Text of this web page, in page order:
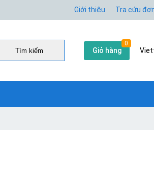
Giới thiệu Tra cứu
Tìm kiếm Giỏ hàng
0